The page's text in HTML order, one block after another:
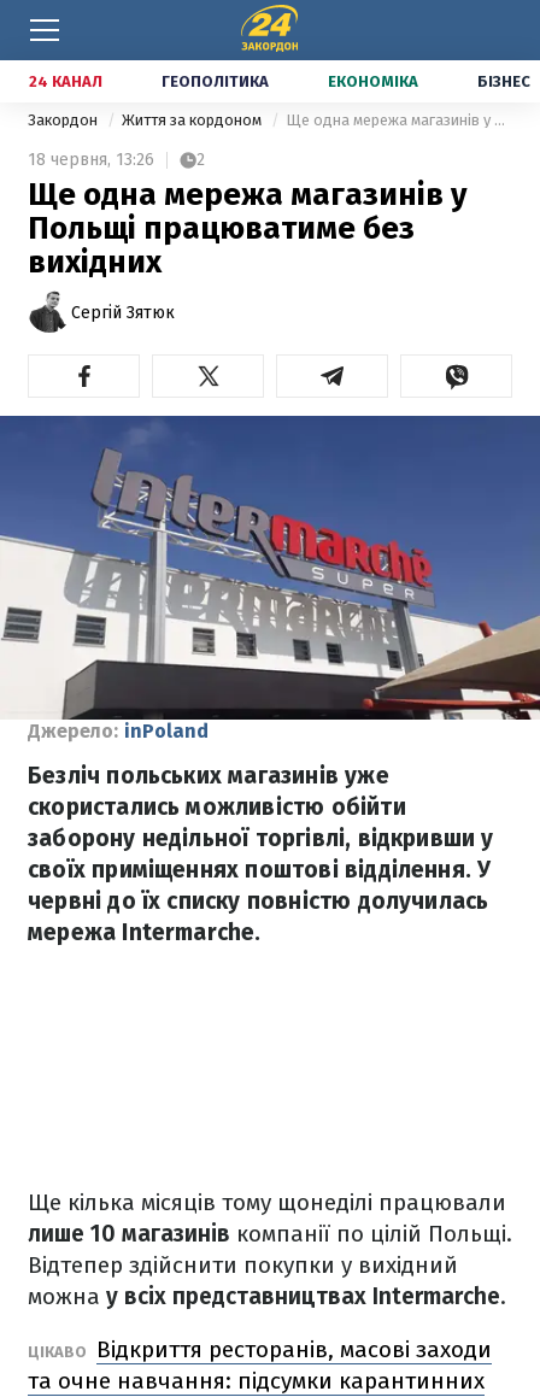
24 КАНАЛ ГЕОПОЛІТИКА ЕКОНОМІКА БІЗНЕС
Закордон Життя за кордоном Ще одна мережа магазинів у Польщі працюватиме без вихідних
18 червня, 13:26 2
Ще одна мережа магазинів у
Польщі працюватиме без
вихідних
Сергій Зятюк
Джерело: inPoland
Безліч польських магазинів уже
скористались можливістю обійти
заборону недільної торгівлі, відкривши у
своїх приміщеннях поштові відділення. У
червні до їх списку повністю долучилась
мережа Intermarche.
Ще кілька місяців тому щонеділі працювали
лише 10 магазинів компанії по цілій Польщі.
Відтепер здійснити покупки у вихідний
можна у всіх представництвах Intermarche.
ЦІКАВО
Відкриття ресторанів, масові заходи
та очне навчання: підсумки карантинних